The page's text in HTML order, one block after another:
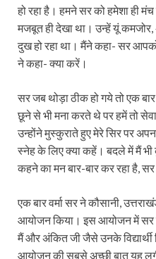
हो रहा है। हमने सर को हमेशा ही
मजबूत ही देखा था। उन्हें यूं
दुख हो रहा था। मैंने कहा- सर
ने कहा- क्या करें।
सर जब थोड़ा ठीक हो गये तो एक
छूने से भी मना करते थे पर हमें तो
उन्होंने मुस्कुराते हुए मेरे सिर पर
स्नेह के लिए क्या कहें। बदले में मैं
कहने का मन बार-बार कर रहा है,
एक बार वर्मा सर ने कौसानी,
आयोजन किया। इस आयोजन में सर
मैं और अंकित जी जैसे उनके विद्यार्थी
आयोजन की सबसे अच्छी बात यह